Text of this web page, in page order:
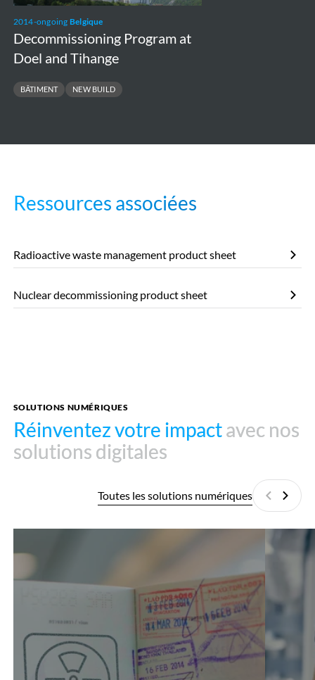
2014-ongoing Belgique
Decommissioning Program at
Doel and Tihange
BÂTIMENT NEW BUILD
and
Tihange
Ressources associées
Radioactive waste management product sheet
Nuclear decommissioning product sheet
SOLUTIONS NUMÉRIQUES
Réinventez votre impactavec nos
solutions digitales
Réinventez votre impactavec nos
solutions digitales
Toutes les solutions numériques
Passport